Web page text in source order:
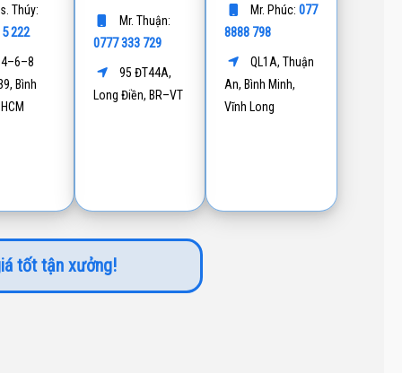
Thúy:
222
Bình
Mr. Thuận:
0777 333 729
95 ĐT44A,
Long Điền, BR–VT
Mr. Phúc:077
8888 798
QL1A, Thuận
An, Bình Minh,
Vĩnh Long
tốt tận xưởng!